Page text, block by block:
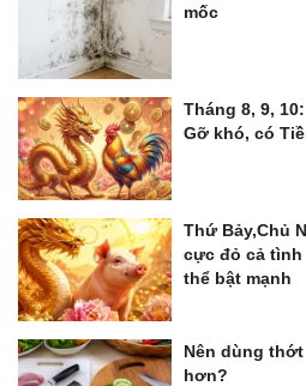
mốc
Tháng 8, 9,
Gỡ khó, có
Thứ Bảy,Chủ
cực đỏ cả tình
thể bật mạnh
Nên dùng
hơn?